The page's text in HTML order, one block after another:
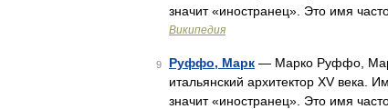
значит «иностранец». Это имя
Википедия
9 Руффо, Марк — Марко Руффо,
итальянский архитектор XV века.
значит «иностранец». Это имя